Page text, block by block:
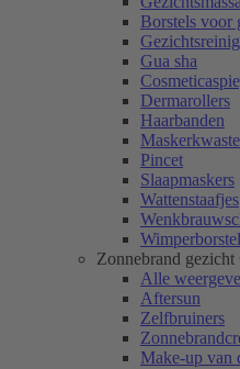
Borstels voor
Gua sha
Dermarollers
Haarbanden
Pincet
Slaapmaskers
Wattenstaafjes
Zonnebrand gezicht
Alle
Aftersun
Zelfbruiners
Make-up van